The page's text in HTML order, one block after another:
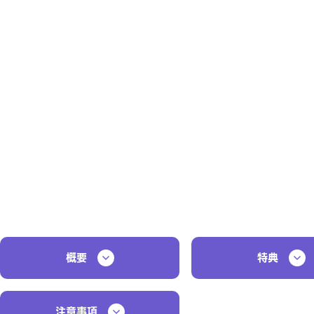
概要 特典